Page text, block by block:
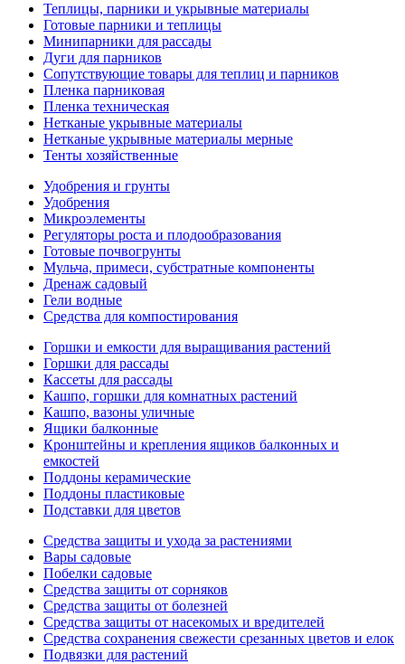
Теплицы, парники и укрывные материалы
Готовые парники и теплицы
Минипарники для рассады
Дуги для парников
Сопутствующие товары для теплиц и парников
Пленка парниковая
Пленка техническая
Нетканые укрывные материалы
Нетканые укрывные материалы мерные
Тенты хозяйственные
Удобрения и грунты
Удобрения
Микроэлементы
Регуляторы роста и плодообразования
Готовые почвогрунты
Мульча, примеси, субстратные компоненты
Дренаж садовый
Гели водные
Средства для компостирования
Горшки и емкости для выращивания растений
Горшки для рассады
Кассеты для рассады
Кашпо, горшки для комнатных растений
Кашпо, вазоны уличные
Ящики балконные
Кронштейны и крепления ящиков балконных и
емкостей
Поддоны керамические
Поддоны пластиковые
Подставки для цветов
Средства защиты и ухода за растениями
Вары садовые
Побелки садовые
Средства защиты от сорняков
Средства защиты от болезней
Средства защиты от насекомых и вредителей
Средства сохранения свежести срезанных цветов и елок
Подвязки для растений